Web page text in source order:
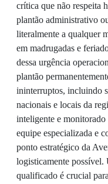
crítica que não respeita
plantão administrativo
literalmente a qualquer
em madrugadas e
dessa urgência
plantão
ininterruptos, incluindo
nacionais e locais da
inteligente e monitorado
equipe especializada e
ponto estratégico da
logisticamente
qualificado é crucial